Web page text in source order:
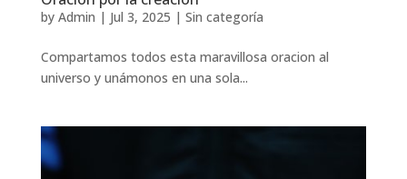
by Admin | Jul 3, 2025 | Sin categoría
Compartamos todos esta maravillosa oracion al
universo y unámonos en una sola...